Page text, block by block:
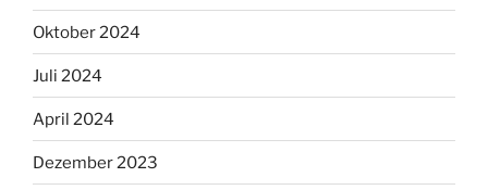
Oktober 2024
Juli 2024
April 2024
Dezember 2023